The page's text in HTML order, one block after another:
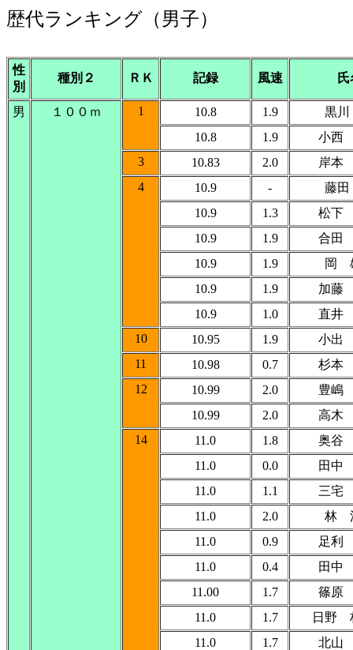
歴代ランキング（男子）
性
別
種別２ ＲＫ 記録 風速
男 １００ｍ 1 10.8 1.9
黒
10.8
1.9
小西
3
10.83 2.0
岸本
4
10.9 -
藤
10.9
1.3
松下
10.9
1.9
合田
10.9
1.9
岡
10.9
1.9
加藤
10.9
1.0
直井
10
10.95 1.9
小出
11
10.98 0.7
杉本
12
10.99 2.0
豊嶋
10.99
2.0
高木
14
11.0 1.8
奥谷
11.0
0.0
田中
11.0
1.1
三宅
11.0
2.0
林
11.0
0.9
足利
11.0
0.4
田中
11.00
1.7
篠原
11.0
1.7
日野
11.0
1.7 北山